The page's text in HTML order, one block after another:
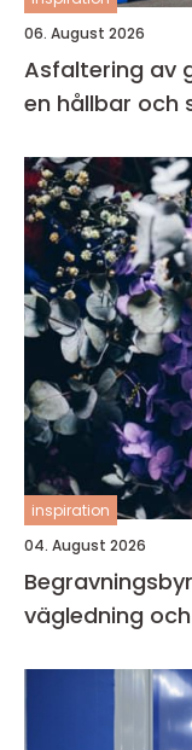
06. August 2026
Asfaltering av
en hållbar och
inspiration
04. August 2026
vägledning